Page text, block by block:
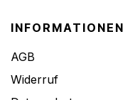
INFORMATIONEN
AGB
Widerruf